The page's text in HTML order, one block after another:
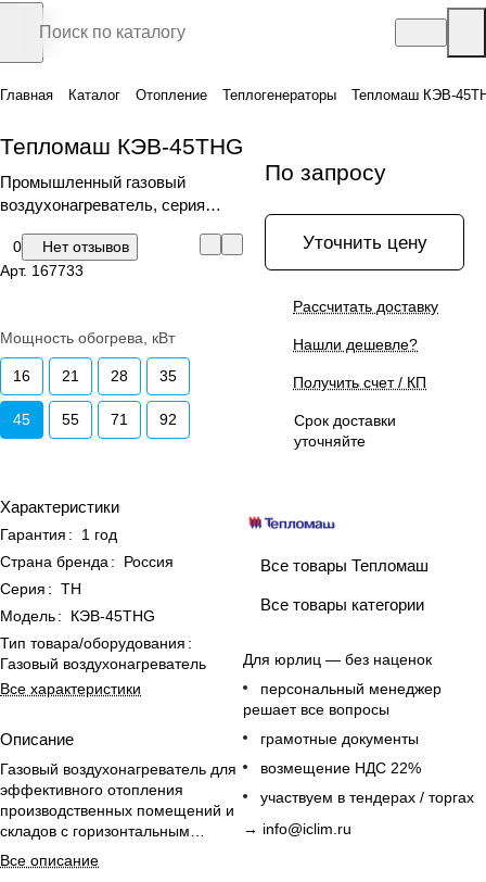
Главная Каталог Отопление Теплогенераторы Тепломаш КЭВ-
Тепломаш КЭВ-45THG
Промышленный газовый
воздухонагреватель, серия
0
Нет отзывов
Арт. 167733
Мощность обогрева, кВт
16 21 28 35
45 55 71 92
Характеристики
Гарантия :
1 год
Страна бренда :
Россия
Серия : TH
Модель:
КЭВ-45THG
Тип товара/оборудования :
Газовый воздухонагреватель
Все характеристики
Описание
Газовый воздухонагреватель для
эффективного отопления
производственных помещений и
складов с горизонтальным
монтажом и низким уровнем
шума.
Все описание
По запросу
Уточнить цену
Рассчитать доставку
Нашли дешевле?
Получить счет / КП
Срок доставки
уточняйте
Все товары Тепломаш
Все товары категории
Для юрлиц — без наценок
персональный менеджер
решает все вопросы
грамотные документы
возмещение НДС 22%
участвуем в тендерах / торгах
→ info@iclim.ru